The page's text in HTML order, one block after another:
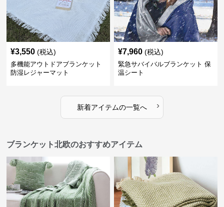
¥3,550 (税込)
多機能アウトドアブランケット
防湿レジャーマット
¥7,960 (税込)
緊急サバイバルブランケット 保
温シート
新着アイテムの一覧へ ›
ブランケット北欧のおすすめアイテム